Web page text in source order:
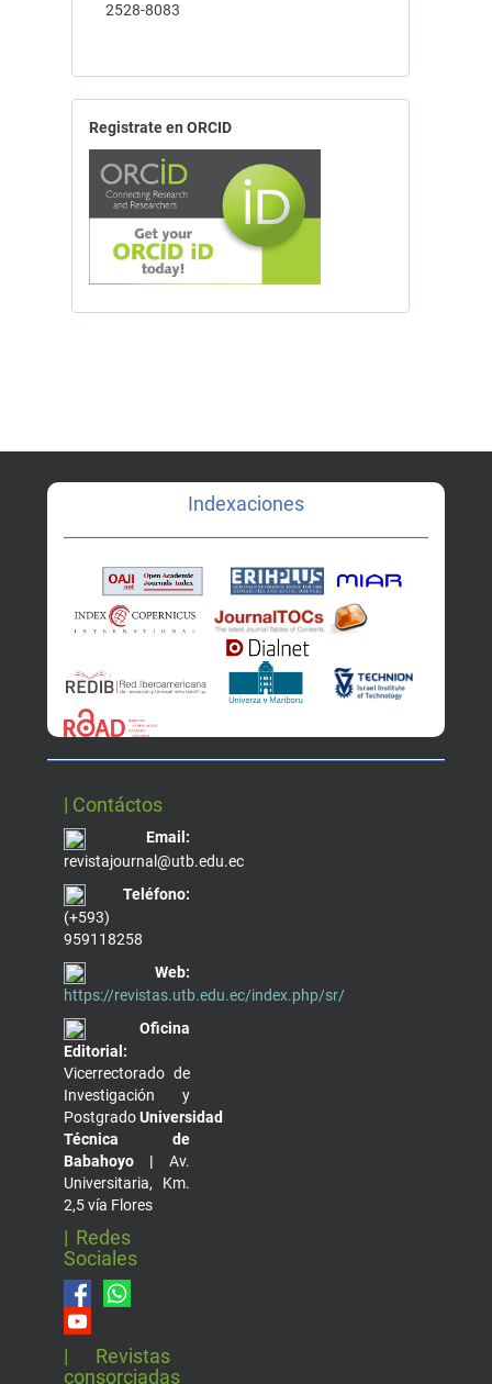
2528-8083
Registrate en ORCID
Indexaciones
| Contáctos
Email:
revistajournal@utb.edu.ec
Teléfono:
(+593)
959118258
Web:
https://revistas.utb.edu.ec/index.php/sr/
Oficina
Editorial:
Vicerrectorado de
Investigación y
PostgradoUniversidad
Técnica de
Babahoyo | Av.
Universitaria, Km.
2,5 vía Flores
| Redes
Sociales
| Revistas
consorciadas